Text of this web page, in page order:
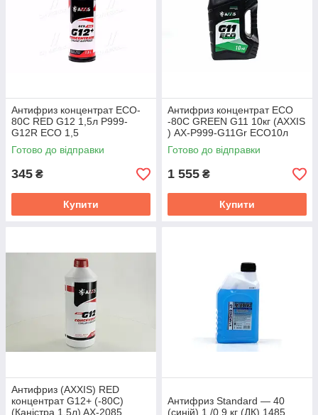
Антифриз концентрат ECO-
80C RED G12 1,5л P999-
G12R ECO 1,5
Готово до відправки
345 ₴
Купити
Антифриз концентрат ECO
-80C GREEN G11 10кг (AXXIS
) AX-P999-G11Gr ECO10л
Готово до відправки
1 555 ₴
Купити
Антифриз (AXXIS) RED
концентрат G12+ (-80C)
(Каністра 1,5л) AX-2085
Антифриз Standard — 40
(синій) 1 /0,9 кг (ДК) 1485